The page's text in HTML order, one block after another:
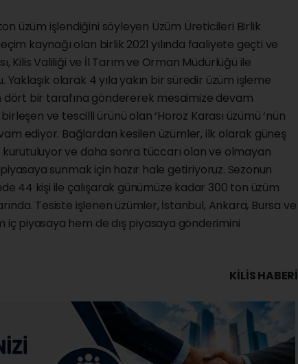
üzüm işlendiğini söyleyen Üzüm Üreticileri Birlik
kaynağı olan birlik 2021 yılında faaliyete geçti ve
Kilis Valiliği ve İl Tarım ve Orman Müdürlüğü ile
olarak 4 yıla yakın bir süredir üzüm işleme
dört bir tarafına göndererek mesaimize devam
ve tescilli ürünü olan ‘Horoz Karası üzümü ‘nün
ediyor. Bağlardan kesilen üzümler, ilk olarak güneş
kurutuluyor ve daha sonra tüccarı olan ve olmayan
sunmak için hazır hale getiriyoruz. Sezonun
44 kişi ile çalışarak günümüze kadar 300 ton üzüm
Tesiste işlenen üzümler, İstanbul, Ankara, Bursa ve
piyasaya hem de dış piyasaya gönderimini
KILIS HABERİ